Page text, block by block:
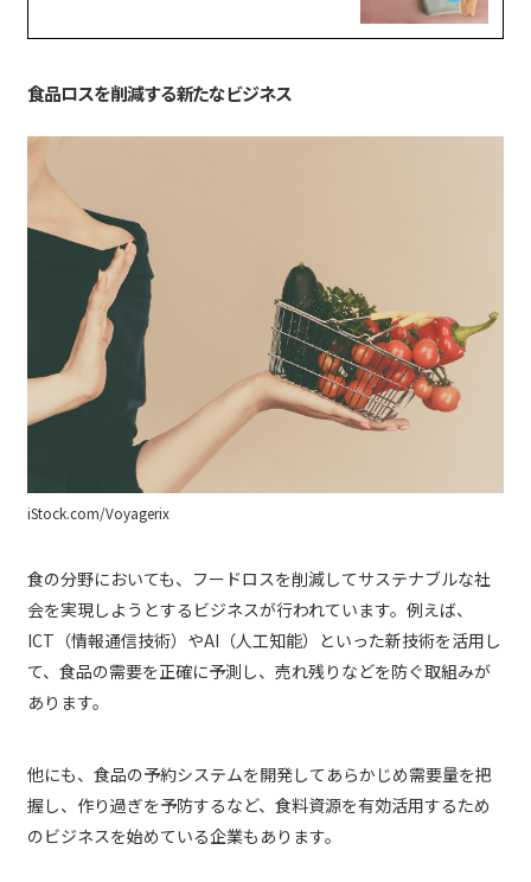
食品ロスを削減する新たなビジネス
iStock.com/Voyagerix
食の分野においても、フードロスを削減してサステナブルな社
会を実現しようとするビジネスが行われています。例えば、
ICT（情報通信技術）やAI（人工知能）といった新技術を活用し
て、食品の需要を正確に予測し、売れ残りなどを防ぐ取組みが
あります。
他にも、食品の予約システムを開発してあらかじめ需要量を把
握し、作り過ぎを予防するなど、食料資源を有効活用するため
のビジネスを始めている企業もあります。